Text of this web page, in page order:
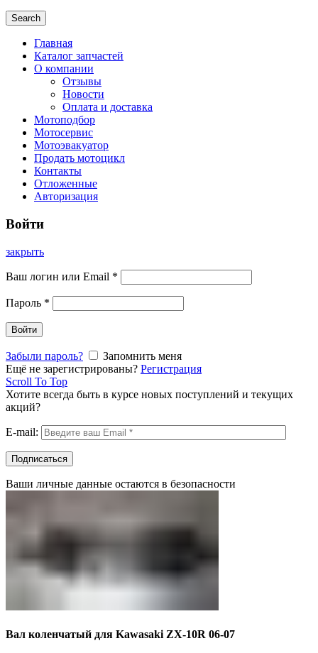
Search
Главная
Каталог запчастей
О компании
Отзывы
Новости
Оплата и доставка
Мотоподбор
Мотосервис
Мотоэвакуатор
Продать мотоцикл
Контакты
Отложенные
Авторизация
Войти
закрыть
Ваш логин или Email *
Пароль *
Войти
Забыли пароль?
Запомнить меня
Ещё не зарегистрированы? Регистрация
Scroll To Top
Хотите всегда быть в курсе новых поступлений и текущих
акций?
E-mail:
Ваши личные данные остаются в безопасности
Вал коленчатый для Kawasaki ZX-10R 06-07